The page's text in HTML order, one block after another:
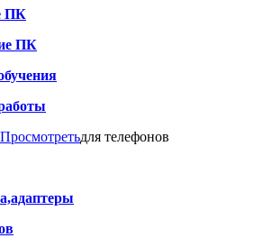
ПК
ПК
Просмотретьдля телефонов